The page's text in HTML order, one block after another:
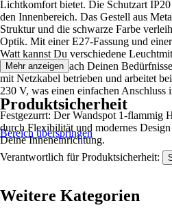
Lichtkomfort bietet. Die Schutzart
den Innenbereich. Das Gestell aus
Struktur und die schwarze Farbe
Optik. Mit einer E27-Fassung und
Watt kannst Du verschiedene
Lichtintensität nach Deinen
mit Netzkabel betrieben und arbeitet
230 V, was einen einfachen Anschluss
Festgezurrt: Der Wandspot 1-flammig
durch Flexibilität und modernes
Deine Inneneinrichtung.
Mehr anzeigen
Produktsicherheit
Bereich überspringen
Verantwortlich für Produktsicherheit:
Weitere Kategorien